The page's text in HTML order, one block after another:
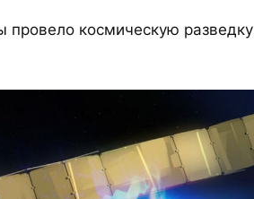
космическую разведку